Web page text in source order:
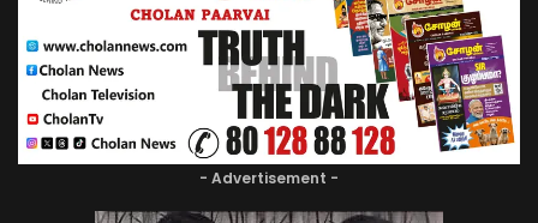
- Advertisement -